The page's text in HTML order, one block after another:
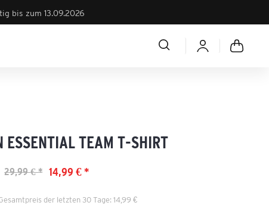
bis zum 13.09.2026
ESSENTIAL TEAM T-SHIRT
14,99 € *
29,99 € *
der letzten 30 Tage: 14,99 €